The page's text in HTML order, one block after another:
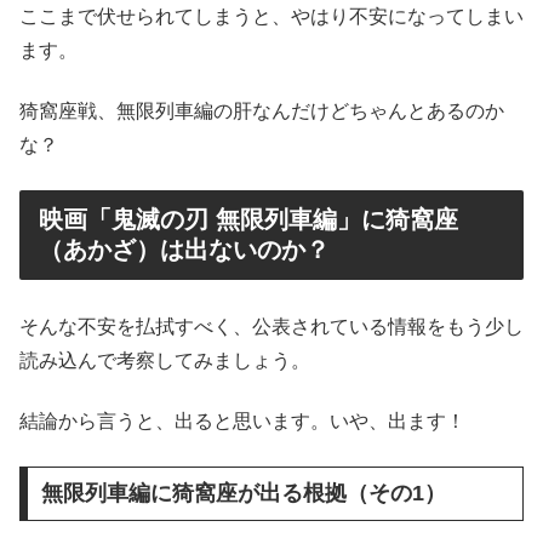
ここまで伏せられてしまうと、やはり不安になってしまい
ます。
猗窩座戦、無限列車編の肝なんだけどちゃんとあるのか
な？
映画「鬼滅の刃 無限列車編」に猗窩座
（あかざ）は出ないのか？
そんな不安を払拭すべく、公表されている情報をもう少し
読み込んで考察してみましょう。
結論から言うと、出ると思います。いや、出ます！
無限列車編に猗窩座が出る根拠（その1）